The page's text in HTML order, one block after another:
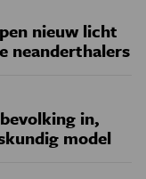
nieuw licht
neanderthalers
in,
model